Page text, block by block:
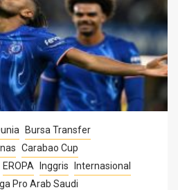
Bursa Transfer
Carabao Cup
EROPA Inggris
Internasional
Pro Arab Saudi